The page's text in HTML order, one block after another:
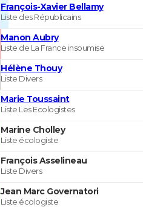
François-Xavier Bellamy
Liste des Républicains
Manon Aubry
Liste de La France insoumise
Hélène Thouy
Liste Divers
Marie Toussaint
Liste Les Ecologistes
Marine Cholley
Liste écologiste
François Asselineau
Liste Divers
Jean Marc Governatori
Liste écologiste